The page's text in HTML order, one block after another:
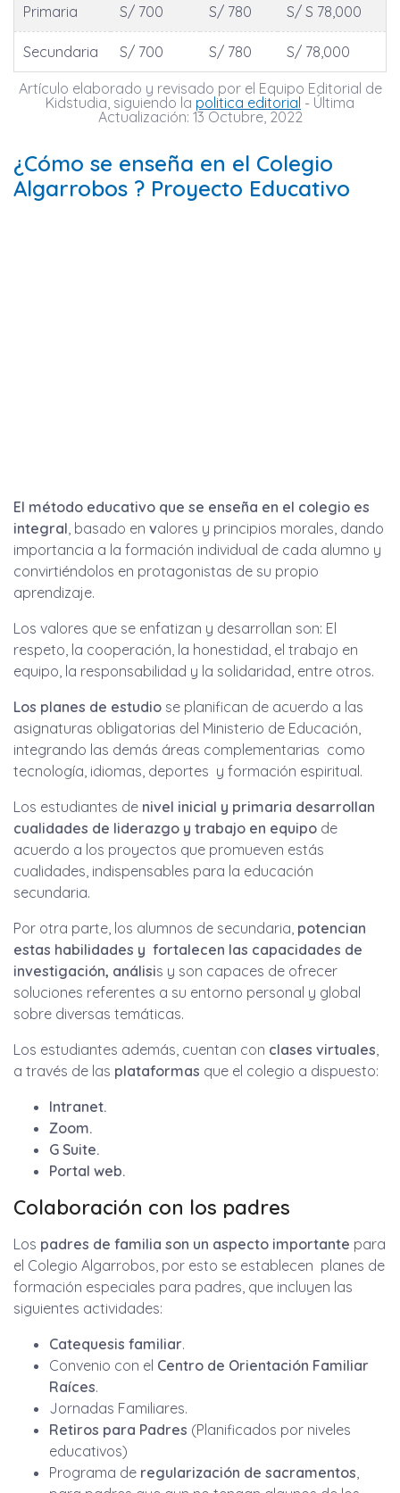
Primaria S/ 700 S/ 780 S/ S 78,000
Secundaria S/ 700 S/ 780 S/ 78,000
Artículo elaborado y revisado por el Equipo Editorial de
Kidstudia, siguiendo la politica editorial - Última
Actualización: 13 Octubre, 2022
¿Cómo se enseña en el Colegio
Algarrobos ? Proyecto Educativo
El método educativo que se enseña en el colegio es
integral, basado en valores y principios morales, dando
importancia a la formación individual de cada alumno y
convirtiéndolos en protagonistas de su propio
aprendizaje.
Los valores que se enfatizan y desarrollan son: El
respeto, la cooperación, la honestidad, el trabajo en
equipo, la responsabilidad y la solidaridad, entre otros.
Los planes de estudio se planifican de acuerdo a las
asignaturas obligatorias del Ministerio de Educación,
integrando las demás áreas complementarias como
tecnología, idiomas, deportes y formación espiritual.
Los estudiantes de nivel inicial y primaria desarrollan
cualidades de liderazgo y trabajo en equipo de
acuerdo a los proyectos que promueven estás
cualidades, indispensables para la educación
secundaria.
Por otra parte, los alumnos de secundaria, potencian
estas habilidades y fortalecen las capacidades de
investigación, análisis y son capaces de ofrecer
soluciones referentes a su entorno personal y global
sobre diversas temáticas.
Los estudiantes además, cuentan con clases virtuales,
a través de las plataformas que el colegio a dispuesto:
Intranet.
Zoom.
G Suite.
Portal web.
Colaboración con los padres
Los padres de familia son un aspecto importante para
el Colegio Algarrobos, por esto se establecen planes de
formación especiales para padres, que incluyen las
siguientes actividades:
Catequesis familiar.
Convenio con el Centro de Orientación Familiar
Raíces.
Jornadas Familiares.
Retiros para Padres (Planificados por niveles
educativos)
Programa de regularización de sacramentos,